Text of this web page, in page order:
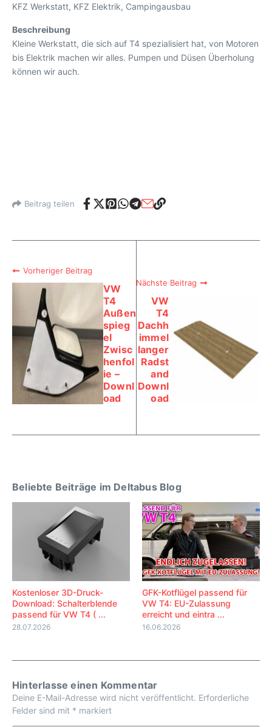
KFZ Werkstatt, KFZ Elektrik, Campingausbau
Beschreibung
Kleine Werkstatt, die sich auf T4 spezialisiert hat, von Motoren
bis Elektrik machen wir alles. Pumpen und Düsen Überholung
können wir auch.
Beitrag teilen
Vorheriger Beitrag
VW
T4
Außen
spieg
el
Zwisc
henfol
ie –
Downl
oad
Nächste Beitrag
VW
T4
Dachh
immel
langer
Radst
and
Downl
oad
Beliebte Beiträge im Deltabus Blog
Kostenloser 3D-Druck-
Download: Schalterblende
passend für VW T4 ( ...
28.07.2026
GFK-Kotflügel passend für
VW T4: EU-Zulassung
erreicht und eintra ...
16.06.2026
Hinterlasse einen Kommentar
Deine E-Mail-Adresse wird nicht veröffentlicht. Erforderliche
Felder sind mit * markiert